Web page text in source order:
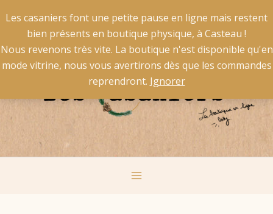
La livraison est gratuite pour la Belgique à partir de 50 €
d'achat et pour la France à partir de 60 € d'achat.
Les casaniers font une petite pause en ligne mais restent
bien présents en boutique physique, à Casteau !
Nous revenons très vite. La boutique n'est disponible qu'en
mode vitrine, nous vous avertirons dès que les commandes
reprendront. Ignorer
au
contenu
Main
Menu